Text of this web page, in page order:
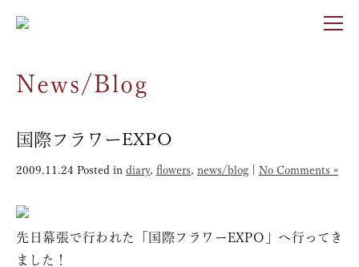
News/Blog
国際フラワーEXPO
2009.11.24 Posted in diary, flowers, news/blog No Comments »
先日幕張で行われた「国際フラワーEXPO」へ行ってき
ました！